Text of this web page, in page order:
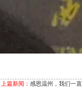
上篇新闻： 感恩温州，我们一